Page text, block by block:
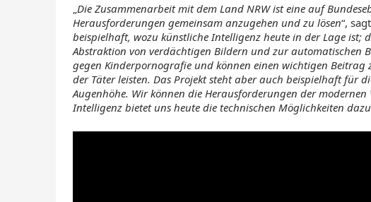
Die Zusammenarbeit mit dem Land NRW ist eine auf
Herausforderungen gemeinsam anzugehen und zu lösen“,
beispielhaft, wozu künstliche Intelligenz heute in der Lage ist;
Abstraktion von verdächtigen Bildern und zur automatischen
gegen Kinderpornografie und können einen wichtigen
der Täter leisten. Das Projekt steht aber auch beispielhaft für
Augenhöhe. Wir können die Herausforderungen der
Intelligenz bietet uns heute die technischen Möglichkeiten dazu